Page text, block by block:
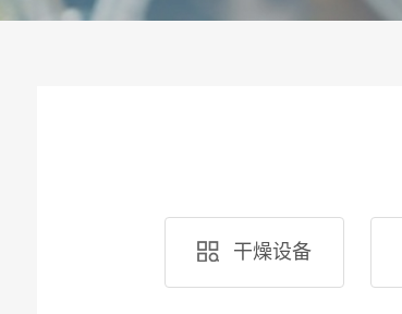
干燥设备